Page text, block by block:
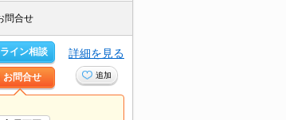
問合せ
イン相談
お問合せ
詳細を見る
追加